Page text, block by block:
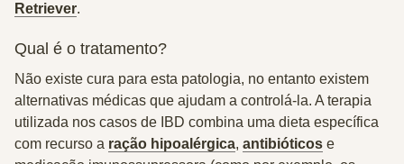
Retriever.
Qual é o tratamento?
Não existe cura para esta patologia, no entanto existem
alternativas médicas que ajudam a controlá-la. A terapia
utilizada nos casos de IBD combina uma dieta específica
com recurso a ração hipoalérgica, antibióticos e